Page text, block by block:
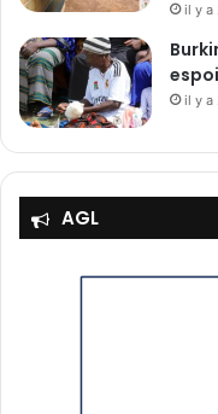
il y a
il y a
AGL